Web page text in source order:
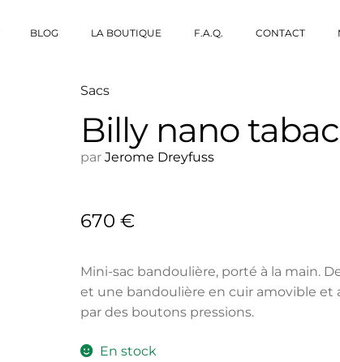
BLOG LA BOUTIQUE F.A.Q. CONTACT
Sacs
Billy nano tabac
par Jerome Dreyfuss
670 €
Mini-sac bandoulière, porté à la main.
et une bandoulière en cuir amovible et
par des boutons pressions.
En stock